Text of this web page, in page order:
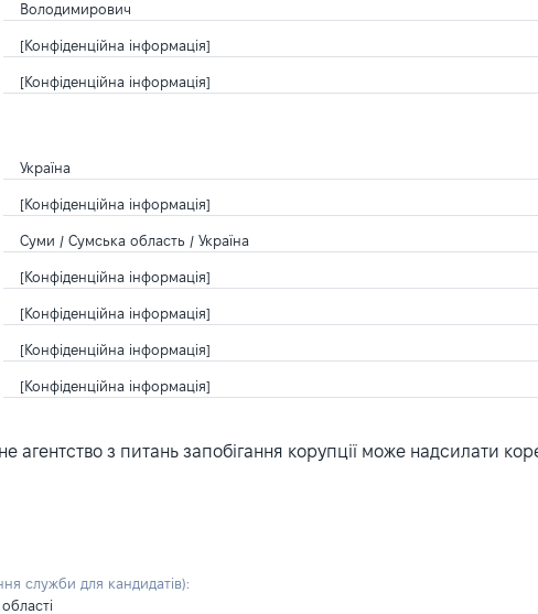
Володимирович
[Конфіденційна інформація]
[Конфіденційна інформація]
Україна
[Конфіденційна інформація]
Суми / Сумська область / Україна
[Конфіденційна інформація]
[Конфіденційна інформація]
[Конфіденційна інформація]
[Конфіденційна інформація]
з питань запобігання корупції може надсилати
служби для кандидатів):